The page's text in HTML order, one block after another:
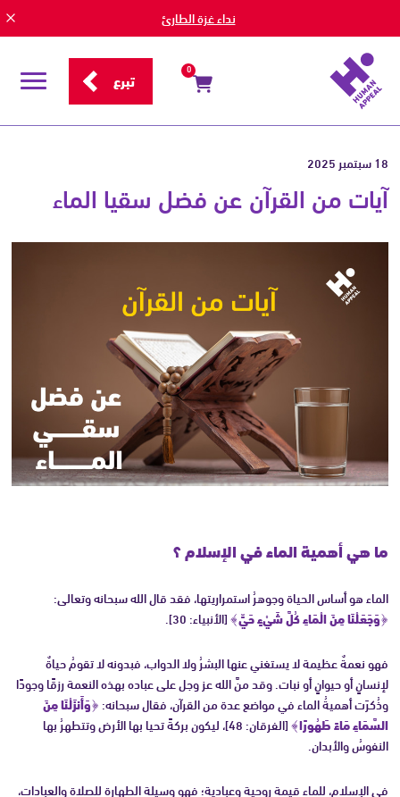
نداء غزة الطارئ
0 تبرع
قائمة
18 سبتمبر 2025
آيات من القرآن عن فضل سقيا الماء
ما هي أهمية الماء في الإسلام ؟
الماء هو أساس الحياة وجوهرُ استمراريتها، فقد قال الله سبحانه وتعالى:
﴿وَجَعَلْنَا مِنَ الْمَاءِ كُلَّ شَيْءٍ حَيٍّ﴾[الأنبياء: 30].
فهو نعمةٌ عظيمة لا يستغني عنها البشرُ ولا الدواب، فبدونه لا تقومُ حياةٌ
لإنسانٍ أو حيوانٍ أو نبات. وقد منَّ الله عز وجل على عباده بهذه النعمة رزقًا وجودًا
وذُكرَت أهميةُ الماء في مواضع عدة من القرآن، فقال سبحانه:﴿وَأَنزَلْنَا مِنَ
السَّمَاءِ مَاءً طَهُورًا﴾
[الفرقان: 48]، ليكون بركةً تحيا بها الأرض وتتطهرُ بها
النفوسُ والأبدان.
في الإسلام، للماء قيمة روحية وعبادية؛ فهو وسيلة الطهارة للصلاة والعبادات،